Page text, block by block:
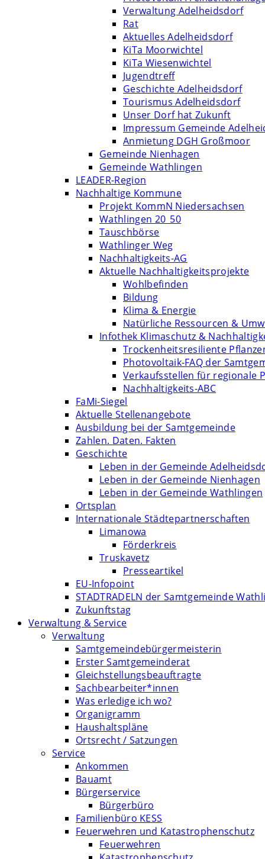
Verwaltung Adelheidsdorf
Rat
Aktuelles Adelheidsdorf
KiTa Moorwichtel
KiTa Wiesenwichtel
Jugendtreff
Geschichte Adelheidsdorf
Tourismus Adelheidsdorf
Unser Dorf hat Zukunft
Impressum Gemeinde
Anmietung DGH Großmoor
Gemeinde Nienhagen
Gemeinde Wathlingen
LEADER-Region
Nachhaltige Kommune
Projekt KommN Niedersachsen
Wathlingen 20_50
Tauschbörse
Wathlinger Weg
Nachhaltigkeits-AG
Aktuelle Nachhaltigkeitsprojekte
Wohlbefinden
Bildung
Klima & Energie
Natürliche Ressourcen &
Infothek Klimaschutz &
Trockenheitsresiliente
Photovoltaik-FAQ der
Verkaufsstellen für regionale
Nachhaltigkeits-ABC
FaMi-Siegel
Aktuelle Stellenangebote
Ausbildung bei der Samtgemeinde
Zahlen. Daten. Fakten
Geschichte
Leben in der Gemeinde
Leben in der Gemeinde Nienhagen
Leben in der Gemeinde Wathlingen
Ortsplan
Internationale Städtepartnerschaften
Limanowa
Förderkreis
Truskavetz
Presseartikel
EU-Infopoint
STADTRADELN der Samtgemeinde
Zukunftstag
Verwaltung & Service
Verwaltung
Samtgemeindebürgermeisterin
Erster Samtgemeinderat
Gleichstellungsbeauftragte
Sachbearbeiter*innen
Was erledige ich wo?
Organigramm
Haushaltspläne
Ortsrecht / Satzungen
Service
Ankommen
Bauamt
Bürgerservice
Bürgerbüro
Familienbüro KESS
Feuerwehren und Katastrophenschutz
Feuerwehren